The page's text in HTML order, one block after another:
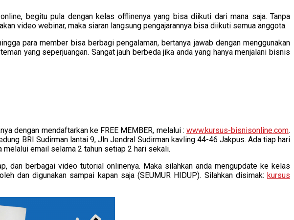
begitu pula dengan kelas offlinenya yang bisa diikuti dari mana saja. Tanpa
video webinar, maka siaran langsung pengajarannya bisa diikuti semua anggota.
para member bisa berbagi pengalaman, bertanya jawab dengan menggunakan
yang seperjuangan. Sangat jauh berbeda jika anda yang hanya menjalani bisnis
dengan mendaftarkan ke FREE MEMBER, melalui : www.kursus-bisnisonline.com.
BRI Sudirman lantai 9, Jln Jendral Sudirman kavling 44-46 Jakpus. Ada tiap hari
email selama 2 tahun setiap 2 hari sekali.
dan berbagai video tutorial onlinenya. Maka silahkan anda mengupdate ke kelas
dan digunakan sampai kapan saja (SEUMUR HIDUP). Silahkan disimak: kursus